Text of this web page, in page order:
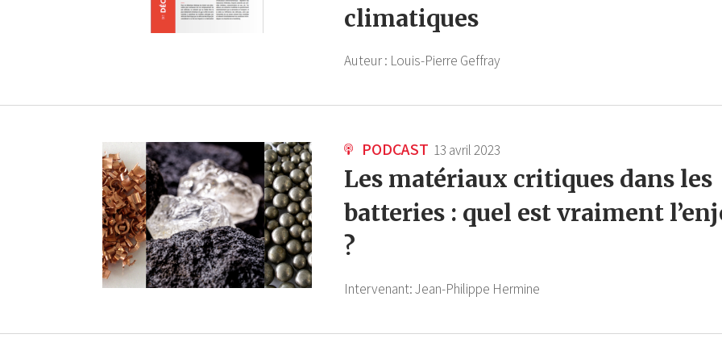
climatiques
Auteur : Louis-Pierre Geffray
PODCAST 13 avril 2023
Les matériaux critiques dans les
batteries : quel est vraiment
?
Intervenant:Jean-Philippe Hermine